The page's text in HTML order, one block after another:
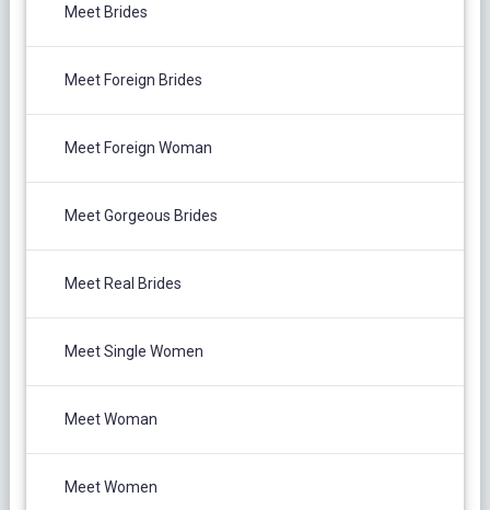
Meet Brides
Meet Foreign Brides
Meet Foreign Woman
Meet Gorgeous Brides
Meet Real Brides
Meet Single Women
Meet Woman
Meet Women